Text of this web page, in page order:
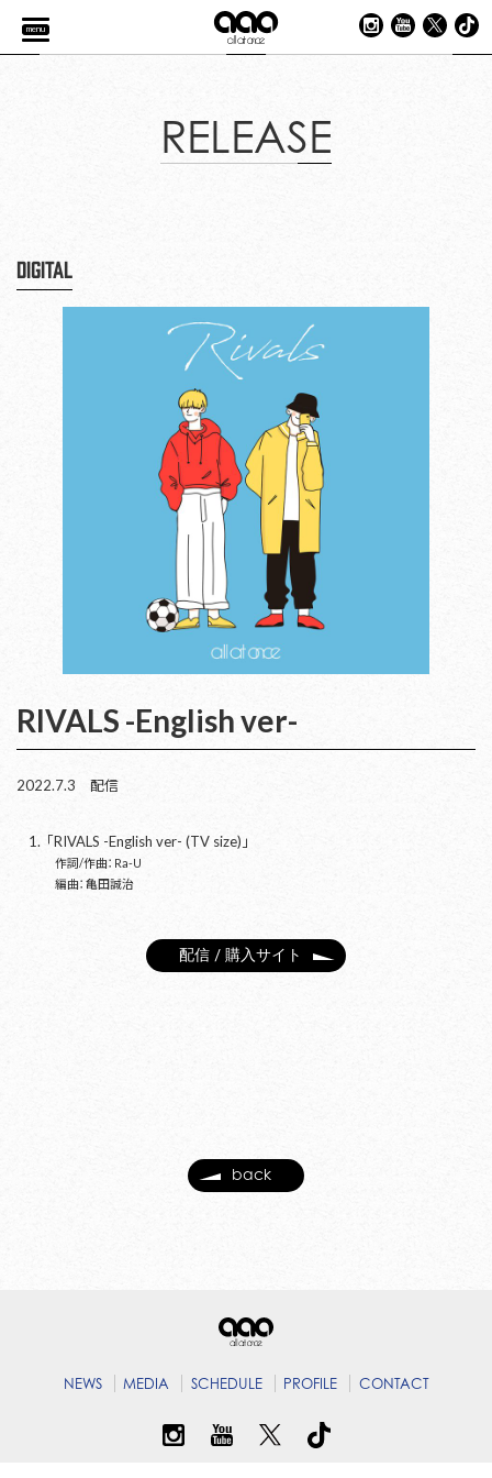
menu
RELEASE
DIGITAL
RIVALS -English ver-
2022.7.3 配信
「RIVALS -English ver- (TV size)」
作詞/作曲：Ra-U
編曲：亀田誠治
配信 / 購入サイト
back
NEWS MEDIA SCHEDULE PROFILE CONTACT